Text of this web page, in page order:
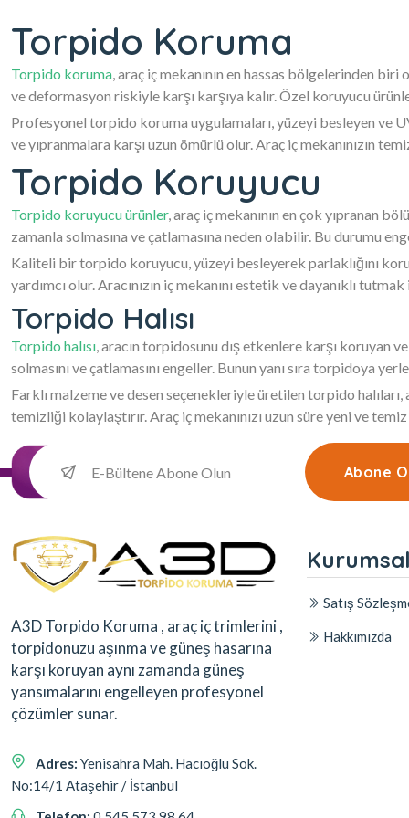
Torpido Koruma
Torpido koruma, araç iç mekanının en hassas bölgelerinden
ve deformasyon riskiyle karşı karşıya kalır. Özel koruyucu
Profesyonel torpido koruma uygulamaları, yüzeyi besleyen ve
ve yıpranmalara karşı uzun ömürlü olur. Araç iç mekanınızın
Torpido Koruyucu
Torpido koruyucu ürünler, araç iç mekanının en çok yıpranan
zamanla solmasına ve çatlamasına neden olabilir. Bu durumu
Kaliteli bir torpido koruyucu, yüzeyi besleyerek parlaklığını
yardımcı olur. Aracınızın iç mekanını estetik ve dayanıklı
Torpido Halısı
Torpido halısı, aracın torpidosunu dış etkenlere karşı koruyan
solmasını ve çatlamasını engeller. Bunun yanı sıra torpidoya
Farklı malzeme ve desen seçenekleriyle üretilen torpido
temizliği kolaylaştırır. Araç iç mekanınızı uzun süre yeni ve
Abone
A3D Torpido Koruma , araç iç trimlerini ,
torpidonuzu aşınma ve güneş hasarına
karşı koruyan aynı zamanda güneş
yansımalarını engelleyen profesyonel
çözümler sunar.
Adres: Yenisahra Mah. Hacıoğlu Sok.
No:14/1 Ataşehir / İstanbul
Kurumsal
Satış
Hakkımızda